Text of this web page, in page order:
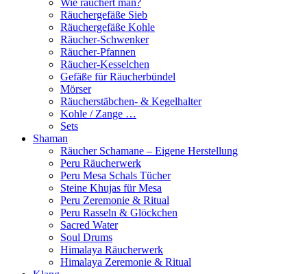
Wie räuchert man?
Räuchergefäße Sieb
Räuchergefäße Kohle
Räucher-Schwenker
Räucher-Pfannen
Räucher-Kesselchen
Gefäße für Räucherbündel
Mörser
Räucherstäbchen- & Kegelhalter
Kohle / Zange …
Sets
Shaman
Räucher Schamane – Eigene Herstellung
Peru Räucherwerk
Peru Mesa Schals Tücher
Steine Khujas für Mesa
Peru Zeremonie & Ritual
Peru Rasseln & Glöckchen
Sacred Water
Soul Drums
Himalaya Räucherwerk
Himalaya Zeremonie & Ritual